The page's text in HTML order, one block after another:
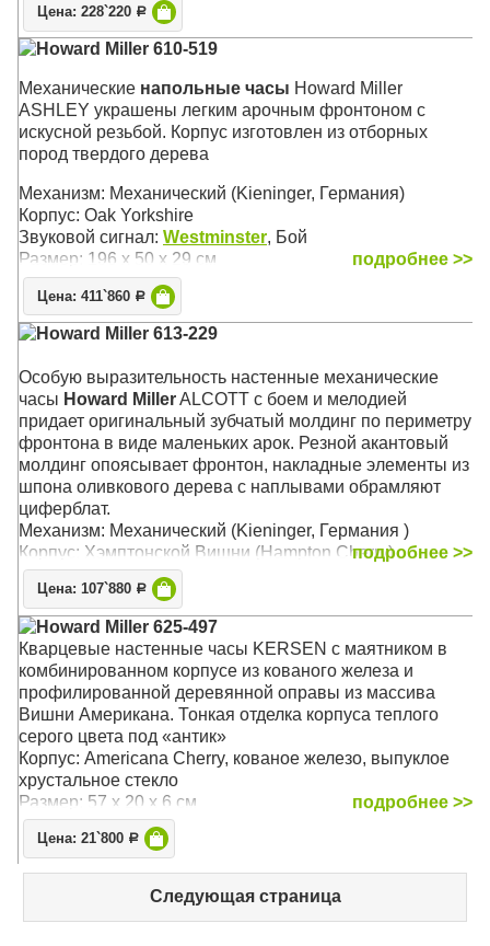
Корпус: Йоркширский Дуб (Oak Yorkshire)
Звуковой сигнал:Westminster, Бим-Бом
Цена: 228`220 Р
Howard Miller 610-519
Механические напольные часы Howard Miller
ASHLEY украшены легким арочным фронтоном с
искусной резьбой. Корпус изготовлен из отборных
пород твердого дерева
Механизм: Механический (Kieninger, Германия)
Корпус: Oak Yorkshire
Звуковой сигнал: Westminster, Бой
Размер: 196 x 50 х 29 см
подробнее >>
Цена: 411`860 Р
Howard Miller 613-229
Особую выразительность настенные механические
часы Howard MillerALCOTT с боем и мелодией
придает оригинальный зубчатый молдинг по периметру
фронтона в виде маленьких арок. Резной акантовый
молдинг опоясывает фронтон, накладные элементы из
шпона оливкового дерева с наплывами обрамляют
циферблат.
Механизм: Механический (Kieninger, Германия )
Корпус: Хэмптонской Вишни (Hampton Cherry)
Звуковой сигнал:Westminster
Размер: 60 х 37 х 18 см
подробнее >>
Цена: 107`880 Р
Howard Miller 625-497
Кварцевые настенные часы KERSEN с маятником в
комбинированном корпусе из кованого железа и
профилированной деревянной оправы из массива
Вишни Американа. Тонкая отделка корпуса теплого
серого цвета под «антик»
Корпус: Americana Cherry, кованое железо, выпуклое
хрустальное стекло
Размер: 57 x 20 x 6 см
подробнее >>
Цена: 21`800 Р
Следующая страница